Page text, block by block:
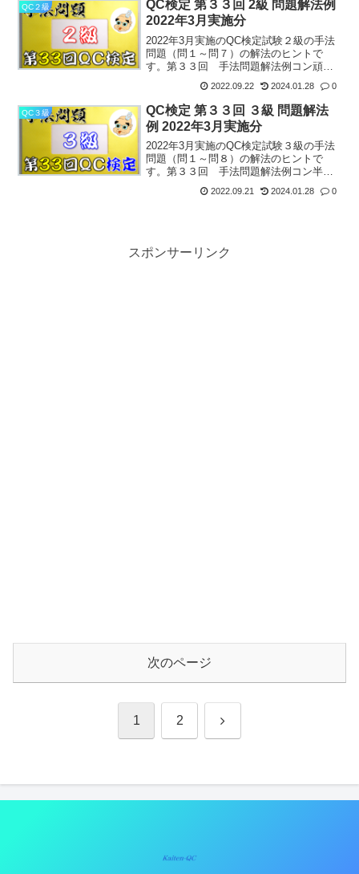
たから面食らった人も多...
QC２級
QC検定 第３３回 2級 問題解法例
2022年3月実施分
2022年3月実施のQC検定試験２級の手法
問題（問１～問７）の解法のヒントで
す。第３３回 手法問題解法例コン頑張
の母分散の検定（χ二乗検定）問１は一つ
の母分散に関する問題。慌てず良く問題
読んだら多分大丈夫...
2022.09.22 2024.01.28 0
QC３級
QC検定 第３３回 ３級 問題解法
例 2022年3月実施分
2022年3月実施のQC検定試験３級の手法
問題（問１～問８）の解法のヒントで
す。第３３回 手法問題解法例コン半年
2024版問１：サンプリング＆基本統計量
2022.09.21 2024.01.28 0
スポンサーリンク
次のページ
1 2 次